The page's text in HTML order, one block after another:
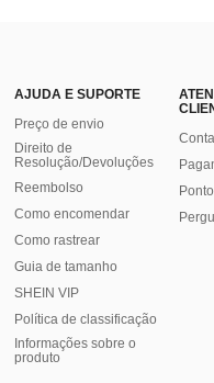
AJUDA E SUPORTE
Preço de envio
Direito de
Resolução/Devoluções
Reembolso
Como encomendar
Como rastrear
Guia de tamanho
SHEIN VIP
Política de classificação
​Informações sobre o
produto